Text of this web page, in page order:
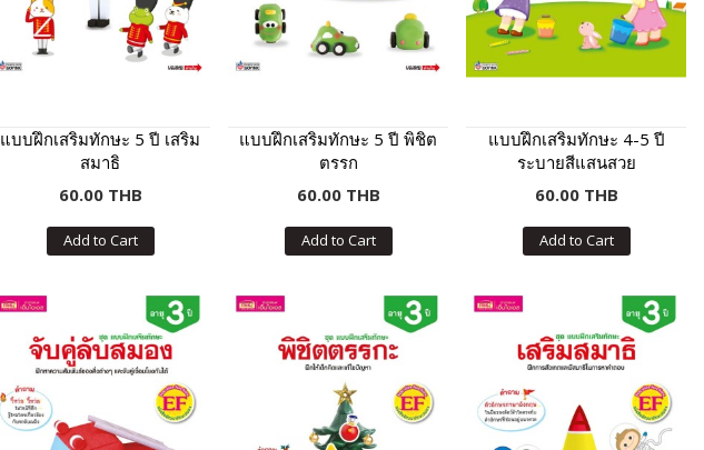
แบบฝึกเสริมทักษะ 5 ปี เสริม
สมาธิ
60.00 THB
Add to Cart
แบบฝึกเสริมทักษะ 5 ปี พิชิต
ตรรก
60.00 THB
Add to Cart
แบบฝึกเสริมทักษะ 4-5 ปี
ระบายสีแสนสวย
60.00 THB
Add to Cart